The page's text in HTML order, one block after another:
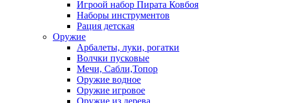
Игроой набор Пирата Ковбоя
Наборы инструментов
Рация детская
Оружие
Арбалеты, луки, рогатки
Волчки пусковые
Мечи, Сабли,Топор
Оружие водное
Оружие игровое
Оружие из дерева